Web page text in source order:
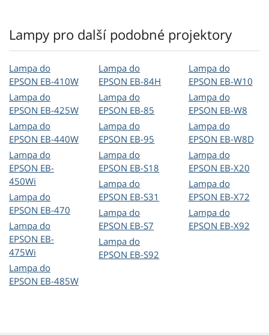
Lampy pro další podobné projektory
Lampa do
EPSON EB-410W
Lampa do
EPSON EB-425W
Lampa do
EPSON EB-440W
Lampa do
EPSON EB-
450Wi
Lampa do
EPSON EB-470
Lampa do
EPSON EB-
475Wi
Lampa do
EPSON EB-485W
Lampa do
EPSON EB-84H
Lampa do
EPSON EB-85
Lampa do
EPSON EB-95
Lampa do
EPSON EB-S18
Lampa do
EPSON EB-S31
Lampa do
EPSON EB-S7
Lampa do
EPSON EB-S92
Lampa do
EPSON EB-W10
Lampa do
EPSON EB-W8
Lampa do
EPSON EB-W8D
Lampa do
EPSON EB-X20
Lampa do
EPSON EB-X72
Lampa do
EPSON EB-X92